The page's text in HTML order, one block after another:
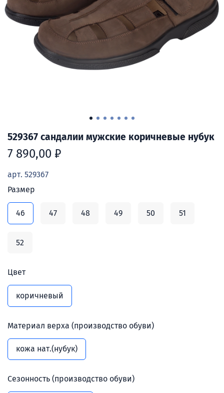
арт. 529367
529367 сандалии мужские коричневые нубук
7 890,00 ₽
Размер
46 47 48 49 50 51
52
Цвет
коричневый
Материал верха (производство обуви)
кожа нат.(нубук)
Сезонность (производство обуви)